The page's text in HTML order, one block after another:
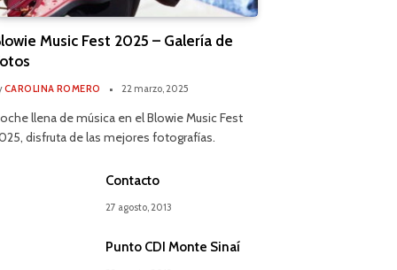
Music Fest 2025 – Galería de
CAROLINA ROMERO 22 marzo, 2025
llena de música en el Blowie Music Fest
disfruta de las mejores fotografías.
Contacto
27 agosto, 2013
Punto CDI Monte Sinaí